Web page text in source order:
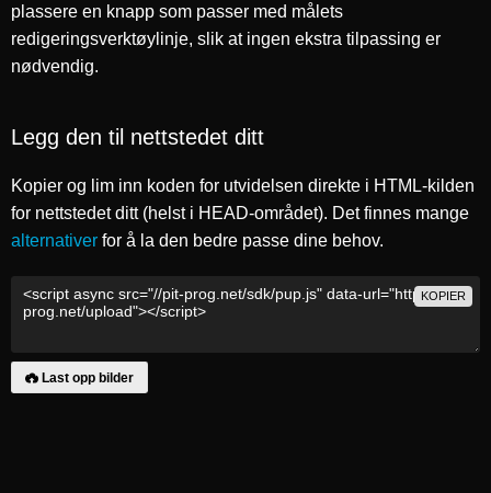
plassere en knapp som passer med målets
redigeringsverktøylinje, slik at ingen ekstra tilpassing er
nødvendig.
Legg den til nettstedet ditt
Kopier og lim inn koden for utvidelsen direkte i HTML-kilden
for nettstedet ditt (helst i HEAD-området). Det finnes mange
alternativer for å la den bedre passe dine behov.
KOPIER
Last opp bilder